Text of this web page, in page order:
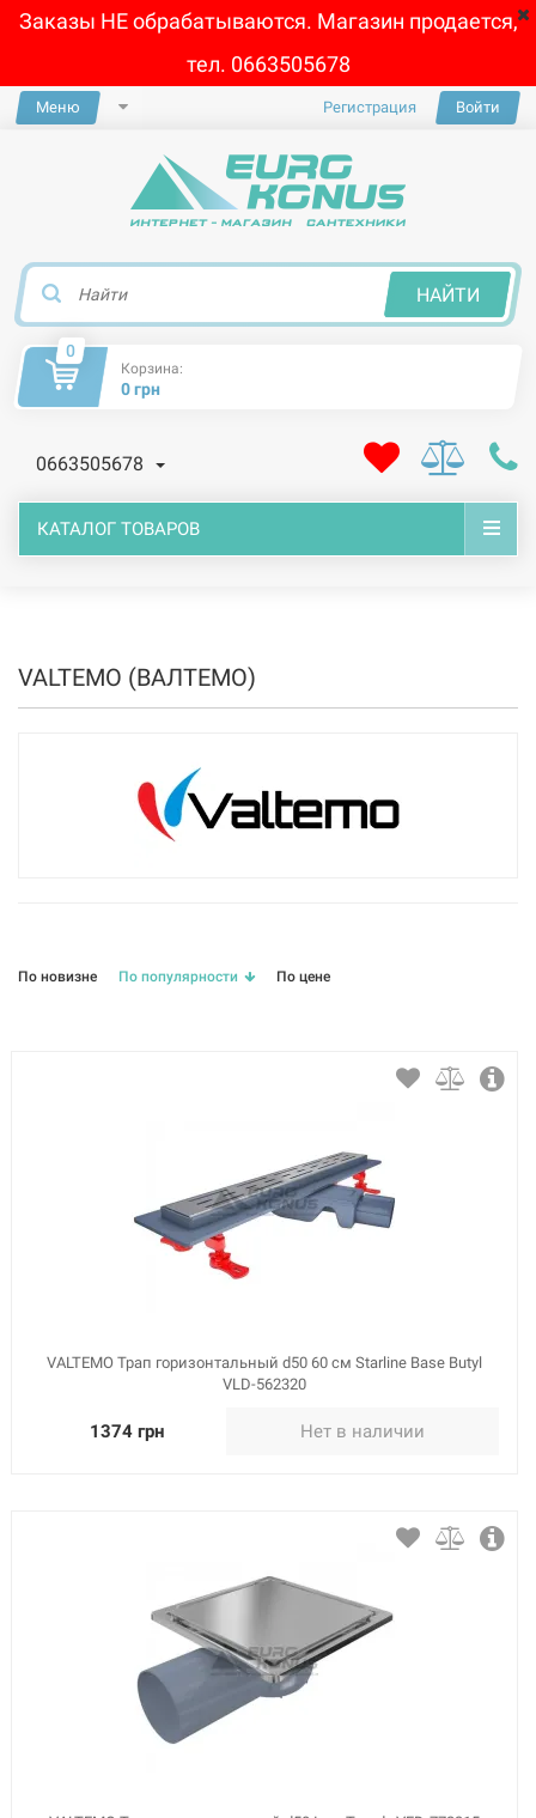
Заказы НЕ обрабатываются. Магазин продается,
тел. 0663505678
Меню Регистрация Войти
НАЙТИ
0
Корзина:
0 грн
0663505678
КАТАЛОГ ТОВАРОВ
VALTEMO (ВАЛТЕМО)
По новизне По популярности По цене
VALTEMO Трап горизонтальный d50 60 см Starline Base Butyl
VLD-562320
1374 грн Нет в наличии